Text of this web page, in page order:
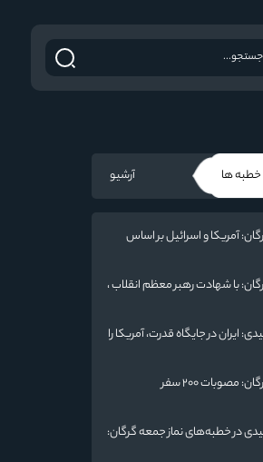
ها آرشیو
آمریکا و اسرائیل بر اساس
در تجاوز به ایران
با شهادت رهبر معظم انقلاب ،
ایران در جایگاه قدرت، آمریکا را
نظامی سخت‌تر است
امام جمعه گرگان: مصوبات ۲۰۰ سفر
شما در قعر دریا خواهد بود
در خطبه‌های نماز جمعه گرگان: